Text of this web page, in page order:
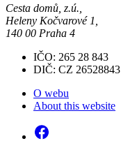
Cesta domů, z.ú.,
Heleny Kočvarové 1,
140 00 Praha 4
IČO: 265 28 843
DIČ: CZ 26528843
O webu
About this website